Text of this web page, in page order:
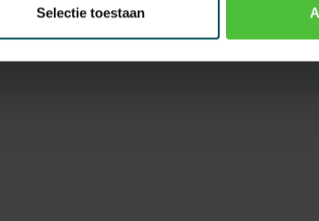
Selectie toestaan